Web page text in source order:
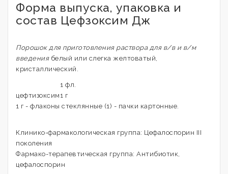
Форма выпуска, упаковка и
состав Цефзоксим Дж
Порошок для приготовления раствора для в/в и в/м
введениябелый или слегка желтоватый,
кристаллический.
1 фл.
цефтизоксим 1 г
1 г - флаконы стеклянные (1) - пачки картонные.
Клинико-фармакологическая группа: Цефалоспорин III
поколения
Фармако-терапевтическая группа: Антибиотик,
цефалоспорин